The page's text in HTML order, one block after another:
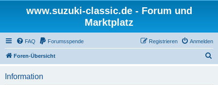
www.suzuki-classic.de - Forum und
Marktplatz
FAQ Forumsspende Anmelden
Registrieren
Foren-Übersicht
Information